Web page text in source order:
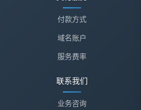
付款方式
域名账户
服务费率
联系我们
业务咨询